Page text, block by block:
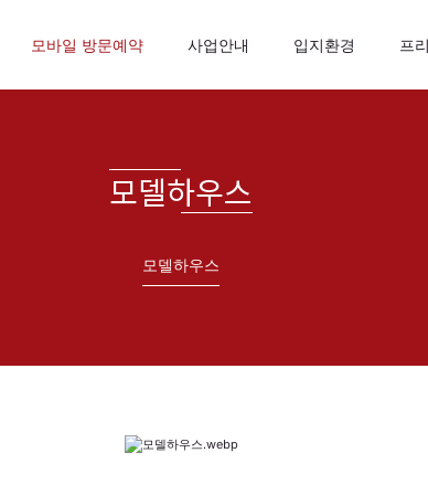
모바일 방문예약 사업안내 입지환경 프
모델하우스
모델하우스